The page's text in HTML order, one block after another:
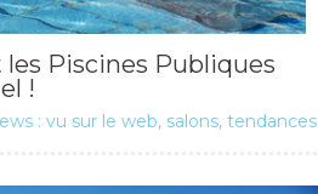
Piscines Publiques
!
: vu sur le web, salons, tendances